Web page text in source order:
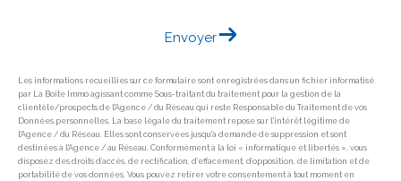
Envoyer
Les informations recueillies sur ce formulaire sont enregistrées dans un fichier informatisé
par La Boite Immo agissant comme Sous-traitant du traitement pour la gestion de la
clientèle/prospects de l'Agence / du Réseau qui reste Responsable du Traitement de vos
Données personnelles. La base légale du traitement repose sur l'intérêt légitime de
l'Agence / du Réseau. Elles sont conservées jusqu'à demande de suppression et sont
destinées à l'Agence / au Réseau. Conformément à la loi « informatique et libertés », vous
disposez des droits d’accès, de rectification, d’effacement, d’opposition, de limitation et de
portabilité de vos données. Vous pouvez retirer votre consentement à tout moment en